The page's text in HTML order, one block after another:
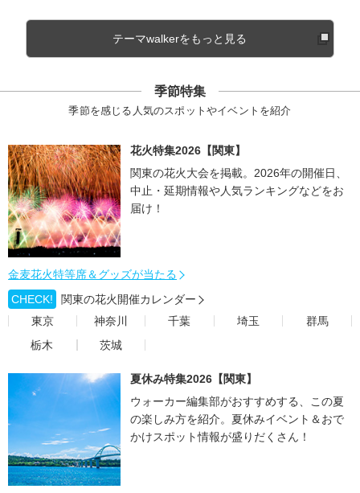
テーマwalkerをもっと見る
季節特集
季節を感じる人気のスポットやイベントを紹介
花火特集2026【関東】
関東の花火大会を掲載。2026年の開催日、
中止・延期情報や人気ランキングなどをお
届け！
金麦花火特等席＆グッズが当たる
CHECK!
関東の花火開催カレンダー
東京
神奈川 千葉 埼玉
群馬
栃木
茨城
夏休み特集2026【関東】
ウォーカー編集部がおすすめする、この夏
の楽しみ方を紹介。夏休みイベント＆おで
かけスポット情報が盛りだくさん！